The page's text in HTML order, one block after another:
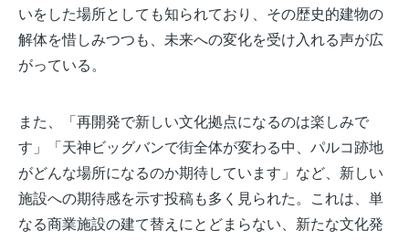
いをした場所としても知られており、その歴史的建物の
解体を惜しみつつも、未来への変化を受け入れる声が広
がっている。
また、「再開発で新しい文化拠点になるのは楽しみで
す」「天神ビッグバンで街全体が変わる中、パルコ跡地
がどんな場所になるのか期待しています」など、新しい
施設への期待感を示す投稿も多く見られた。これは、単
なる商業施設の建て替えにとどまらない、新たな文化発